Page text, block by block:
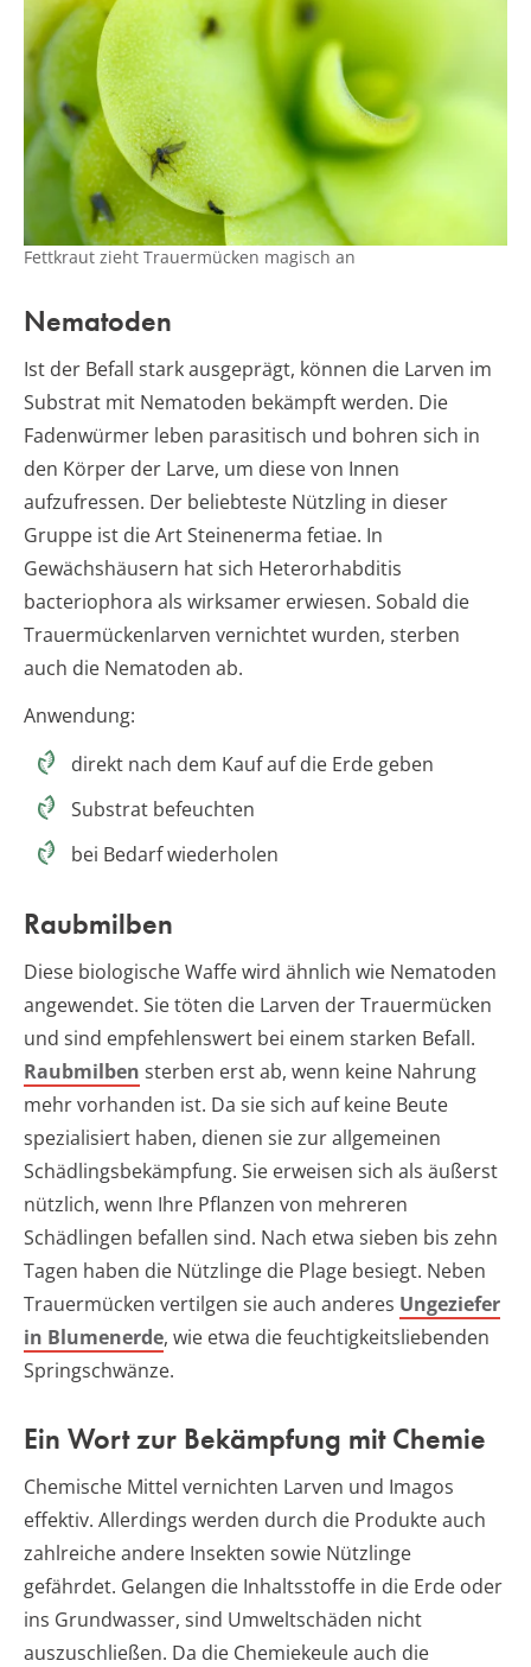
Fettkraut zieht Trauermücken magisch an
Nematoden
Ist der Befall stark ausgeprägt, können die Larven im
Substrat mit Nematoden bekämpft werden. Die
Fadenwürmer leben parasitisch und bohren sich in
den Körper der Larve, um diese von Innen
aufzufressen. Der beliebteste Nützling in dieser
Gruppe ist die Art Steinenerma fetiae. In
Gewächshäusern hat sich Heterorhabditis
bacteriophora als wirksamer erwiesen. Sobald die
Trauermückenlarven vernichtet wurden, sterben
auch die Nematoden ab.
Anwendung:
direkt nach dem Kauf auf die Erde geben
Substrat befeuchten
bei Bedarf wiederholen
Raubmilben
Diese biologische Waffe wird ähnlich wie Nematoden
angewendet. Sie töten die Larven der Trauermücken
und sind empfehlenswert bei einem starken Befall.
Raubmilben sterben erst ab, wenn keine Nahrung
mehr vorhanden ist. Da sie sich auf keine Beute
spezialisiert haben, dienen sie zur allgemeinen
Schädlingsbekämpfung. Sie erweisen sich als äußerst
nützlich, wenn Ihre Pflanzen von mehreren
Schädlingen befallen sind. Nach etwa sieben bis zehn
Tagen haben die Nützlinge die Plage besiegt. Neben
Trauermücken vertilgen sie auch anderes Ungeziefer
in Blumenerde, wie etwa die feuchtigkeitsliebenden
Springschwänze.
Ein Wort zur Bekämpfung mit Chemie
Chemische Mittel vernichten Larven und Imagos
effektiv. Allerdings werden durch die Produkte auch
zahlreiche andere Insekten sowie Nützlinge
gefährdet. Gelangen die Inhaltsstoffe in die Erde oder
ins Grundwasser, sind Umweltschäden nicht
auszuschließen. Da die Chemiekeule auch die